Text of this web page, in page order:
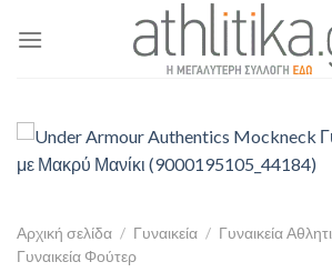
Αρχική σελίδα / Γυναικεία / Γυναικεία
Γυναικεία Φούτερ